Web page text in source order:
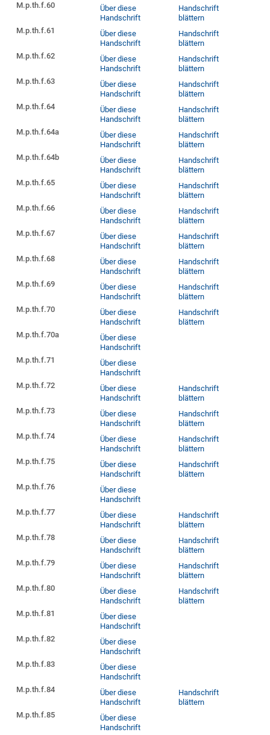
M.p.th.f.60
Über diese
Handschrift
Handschrift
blättern
M.p.th.f.61
Über diese
Handschrift
Handschrift
blättern
M.p.th.f.62
Über diese
Handschrift
Handschrift
blättern
M.p.th.f.63
Über diese
Handschrift
Handschrift
blättern
M.p.th.f.64
Über diese
Handschrift
Handschrift
blättern
M.p.th.f.64a
Über diese
Handschrift
Handschrift
blättern
M.p.th.f.64b
Über diese
Handschrift
Handschrift
blättern
M.p.th.f.65
Über diese
Handschrift
Handschrift
blättern
M.p.th.f.66
Über diese
Handschrift
Handschrift
blättern
M.p.th.f.67
Über diese
Handschrift
Handschrift
blättern
M.p.th.f.68
Über diese
Handschrift
Handschrift
blättern
M.p.th.f.69
Über diese
Handschrift
Handschrift
blättern
M.p.th.f.70
Über diese
Handschrift
Handschrift
blättern
M.p.th.f.70a
Über diese
Handschrift
M.p.th.f.71
Über diese
Handschrift
M.p.th.f.72
Über diese
Handschrift
Handschrift
blättern
M.p.th.f.73
Über diese
Handschrift
Handschrift
blättern
M.p.th.f.74
Über diese
Handschrift
Handschrift
blättern
M.p.th.f.75
Über diese
Handschrift
Handschrift
blättern
M.p.th.f.76
Über diese
Handschrift
M.p.th.f.77
Über diese
Handschrift
Handschrift
blättern
M.p.th.f.78
Über diese
Handschrift
Handschrift
blättern
M.p.th.f.79
Über diese
Handschrift
Handschrift
blättern
M.p.th.f.80
Über diese
Handschrift
Handschrift
blättern
M.p.th.f.81
Über diese
Handschrift
M.p.th.f.82
Über diese
Handschrift
M.p.th.f.83
Über diese
Handschrift
M.p.th.f.84
Über diese
Handschrift
Handschrift
blättern
M.p.th.f.85
Über diese
Handschrift